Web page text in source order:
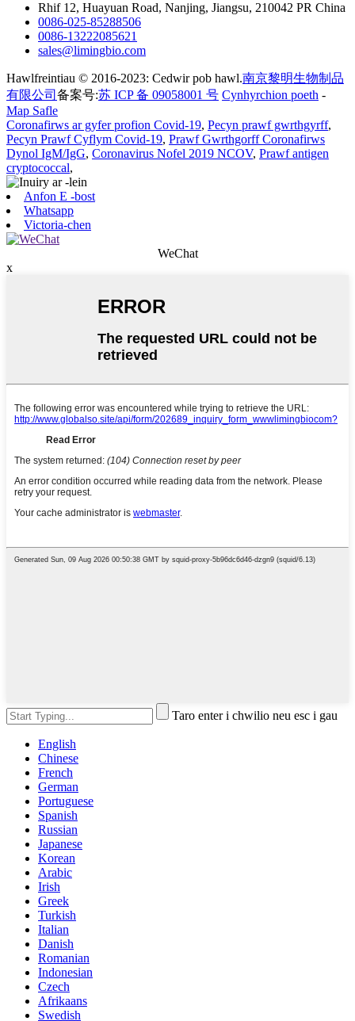
Rhif 12, Huayuan Road, Nanjing, Jiangsu, 210042 PR China
0086-025-85288506
0086-13222085621
sales@limingbio.com
Hawlfreintiau © 2016-2023: Cedwir pob hawl.南京黎明生物制品
有限公司 备案号:苏 ICP 备 09058001 号 Cynhyrchion poeth -
Map Safle
Coronafirws ar gyfer profion Covid-19, Pecyn prawf gwrthgyrff,
Pecyn Prawf Cyflym Covid-19, Prawf Gwrthgorff Coronafirws
Dynol IgM/IgG, Coronavirus Nofel 2019 NCOV, Prawf antigen
cryptococcal,
Anfon E -bost
Whatsapp
Victoria-chen
WeChat
x
Taro enter i chwilio neu esc i gau
English
Chinese
French
German
Portuguese
Spanish
Russian
Japanese
Korean
Arabic
Irish
Greek
Turkish
Italian
Danish
Romanian
Indonesian
Czech
Afrikaans
Swedish